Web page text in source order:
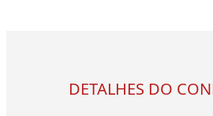
DETALHES DO